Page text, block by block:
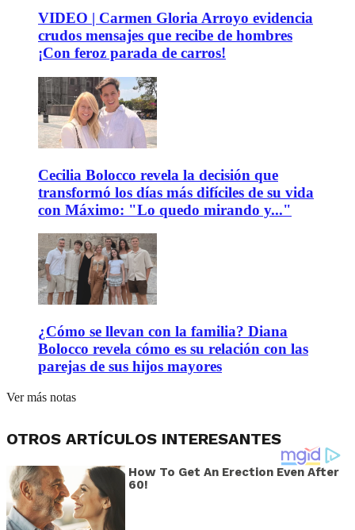
VIDEO | Carmen Gloria Arroyo evidencia
crudos mensajes que recibe de hombres
¡Con feroz parada de carros!
Cecilia Bolocco revela la decisión que
transformó los días más difíciles de su vida
con Máximo: "Lo quedo mirando y..."
¿Cómo se llevan con la familia? Diana
Bolocco revela cómo es su relación con las
parejas de sus hijos mayores
Ver más notas
OTROS ARTÍCULOS INTERESANTES
How To Get An Erection Even After
60!